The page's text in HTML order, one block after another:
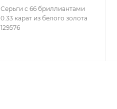
Серьги с 66 бриллиантами
0.33 карат из белого золота
129576